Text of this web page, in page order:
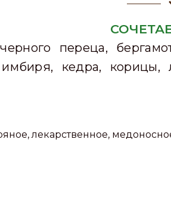
переца,
имбиря, кедра, корицы,
лекарственное,